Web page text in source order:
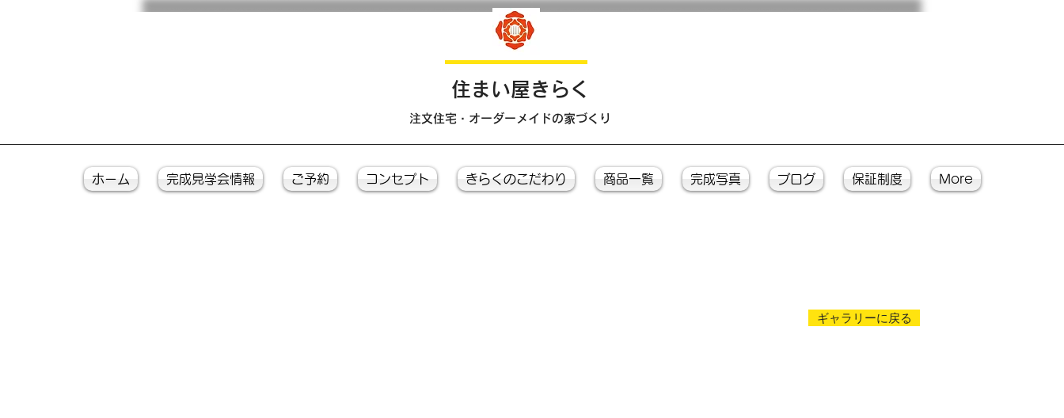
​住まい屋きらく
注文住宅・オーダーメイドの家づくり
ホーム 完成見学会情報 ご予約 コンセプト きらくのこだわり 商品一覧 完成写真 ブログ 保証制度 More
ギャラリーに戻る